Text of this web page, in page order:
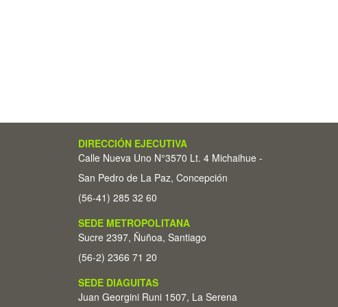
DIRECCIÓN EJECUTIVA
Calle Nueva Uno N°3570 Lt. 4 Michaihue -
San Pedro de La Paz, Concepción
(56-41) 285 32 60
SEDE METROPOLITANA
Sucre 2397, Ñuñoa, Santiago
(56-2) 2366 71 20
SEDE DIAGUITAS
Juan Georgini Runi 1507, La Serena